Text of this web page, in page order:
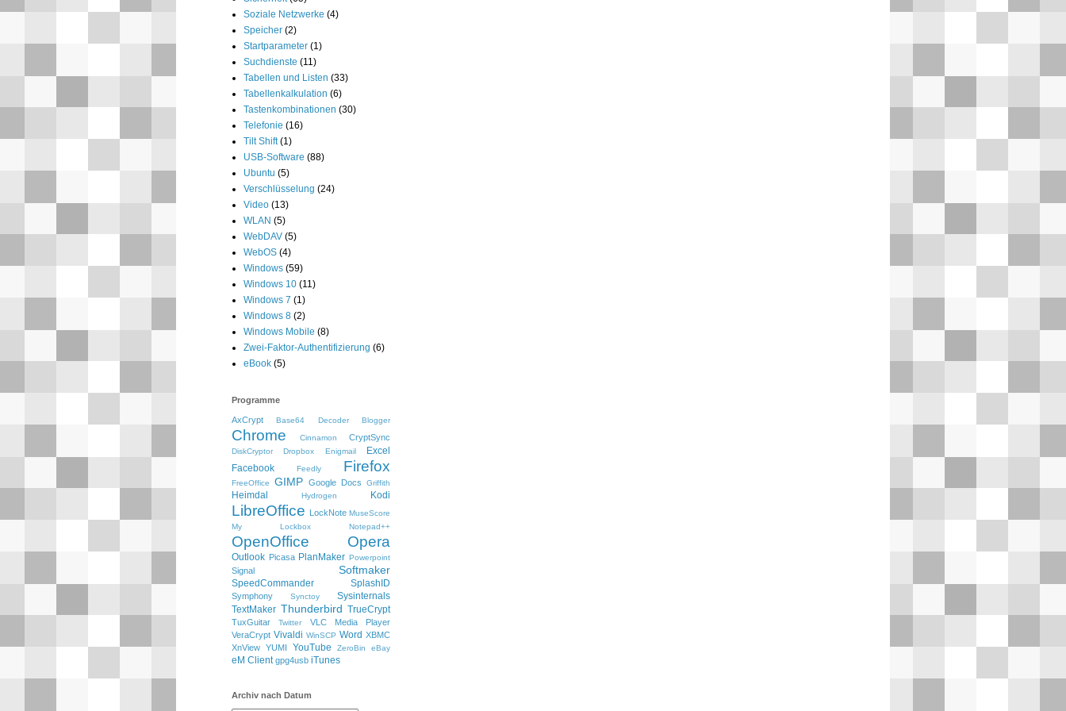
Soziale Netzwerke (4)
Speicher (2)
Startparameter (1)
Suchdienste (11)
Tabellen und Listen (33)
Tabellenkalkulation (6)
Tastenkombinationen (30)
Telefonie (16)
Tilt Shift (1)
USB-Software (88)
Ubuntu (5)
Verschlüsselung (24)
Video (13)
WLAN (5)
WebDAV (5)
WebOS (4)
Windows (59)
Windows 10 (11)
Windows 7 (1)
Windows 8 (2)
Windows Mobile (8)
Zwei-Faktor-Authentifizierung (6)
eBook (5)
Programme
AxCrypt Base64 Decoder Blogger
Chrome Cinnamon CryptSync
DiskCryptor Dropbox Enigmail
Excel
Facebook
Feedly Firefox
FreeOffice GIMP Google Docs Griffith
Heimdal Hydrogen Kodi
LibreOffice LockNote MuseScore
My Lockbox
Notepad++
OpenOffice Opera
Outlook Picasa PlanMaker Powerpoint
Signal Softmaker
SpeedCommander SplashID
Symphony Synctoy
Sysinternals
TextMaker Thunderbird TrueCrypt
TuxGuitar Twitter
VLC Media Player
VeraCrypt Vivaldi WinSCP Word XBMC
XnView YUMI YouTube ZeroBin eBay
eM Client gpg4usb iTunes
Archiv nach Datum